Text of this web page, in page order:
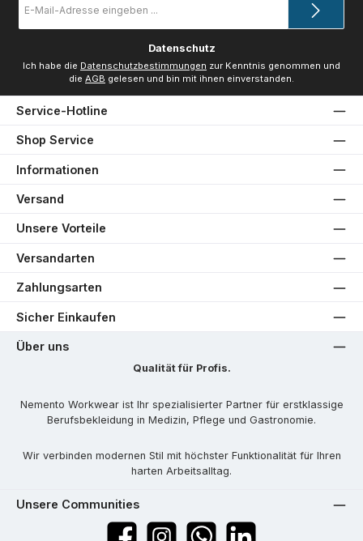
Mail-
Datenschutz
Ich habe die Datenschutzbestimmungen zur Kenntnis genommen und
die AGB gelesen und bin mit ihnen einverstanden.
Service-Hotline
Shop Service
Informationen
Versand
Unsere Vorteile
Versandarten
Zahlungsarten
Sicher Einkaufen
Über uns
Qualität für Profis.
Nemento Workwear ist Ihr spezialisierter Partner für erstklassige
Berufsbekleidung in Medizin, Pflege und Gastronomie.
Wir verbinden modernen Stil mit höchster Funktionalität für Ihren
harten Arbeitsalltag.
Unsere Communities